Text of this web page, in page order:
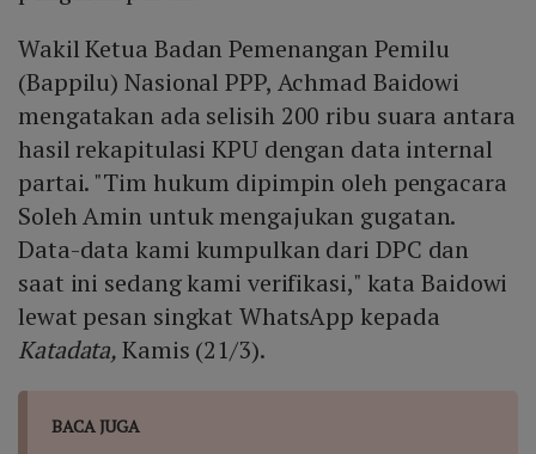
Wakil Ketua Badan Pemenangan Pemilu
(Bappilu) Nasional PPP, Achmad Baidowi
mengatakan ada selisih 200 ribu suara antara
hasil rekapitulasi KPU dengan data internal
partai. "Tim hukum dipimpin oleh pengacara
Soleh Amin untuk mengajukan gugatan.
Data-data kami kumpulkan dari DPC dan
saat ini sedang kami verifikasi," kata Baidowi
lewat pesan singkat WhatsApp kepada
Katadata,Kamis (21/3).
BACA JUGA